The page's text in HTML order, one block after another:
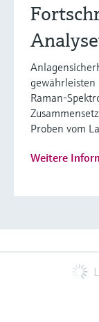
gewährleisten
Raman-
Proben vom
Weitere